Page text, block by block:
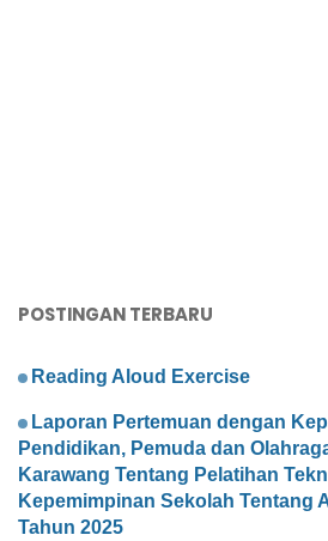
POSTINGAN TERBARU
Reading Aloud Exercise
Laporan Pertemuan dengan
Pendidikan, Pemuda dan
Karawang Tentang Pelatihan
Kepemimpinan Sekolah Tentang
Tahun 2025